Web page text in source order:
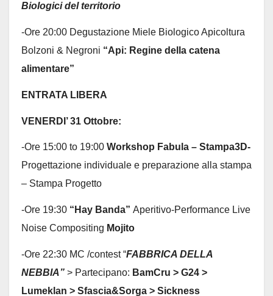
Biologici del territorio
-Ore 20:00 Degustazione Miele Biologico Apicoltura
Bolzoni & Negroni “Api: Regine della catena
alimentare”
ENTRATA LIBERA
VENERDI’ 31 Ottobre:
-Ore 15:00 to 19:00 Workshop Fabula – Stampa3D-
Progettazione individuale e preparazione alla stampa
– Stampa Progetto
-Ore 19:30 “Hay Banda” Aperitivo-Performance Live
Noise Compositing Mojito
-Ore 22:30 MC /contest “FABBRICA DELLA
NEBBIA” > Partecipano: BamCru > G24 >
Lumeklan > Sfascia&Sorga > Sickness